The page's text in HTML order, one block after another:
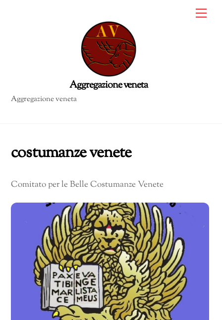
Aggregazione veneta
costumanze venete
Comitato per le Belle Costumanze Venete